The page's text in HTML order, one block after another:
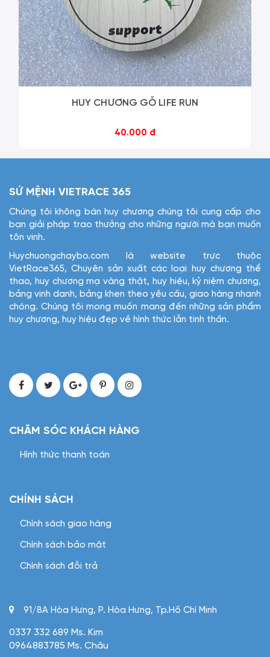
HUY CHƯƠNG GỖ LIFE RUN
40.000 đ
SỨ MỆNH VIETRACE 365
Chúng tôi không bán huy chương chúng tôi cung cấp cho
bạn giải pháp trao thưởng cho những người mà bạn muốn
tôn vinh.
Huychuongchaybo.com là website trực thuộc
VietRace365, Chuyên sản xuất các loại huy chương thể
thao, huy chương mạ vàng thật, huy hiệu, kỷ niệm chương,
bảng vinh danh, bảng khen theo yêu cầu, giao hàng nhanh
chóng. Chúng tôi mong muốn mang đến những sản phẩm
huy chương, huy hiệu đẹp về hình thức lẫn tinh thần.
CHĂM SÓC KHÁCH HÀNG
Hình thức thanh toán
CHÍNH SÁCH
Chính sách giao hàng
Chính sách bảo mật
Chính sách đỗi trả
91/8A Hòa Hưng, P. Hòa Hưng, Tp.Hồ Chí Minh
0337 332 689 Ms. Kim
0964883785 Ms. Châu